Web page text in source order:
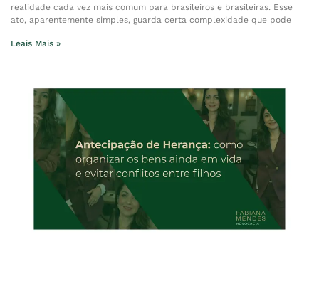
realidade cada vez mais comum para brasileiros e brasileiras. Esse
ato, aparentemente simples, guarda certa complexidade que pode
Leais Mais »